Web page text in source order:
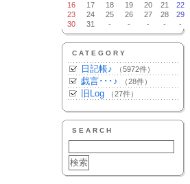
16
17 18 19 20 21
22
23
24 25 26 27 28
29
30
31 - - - - -
CATEGORY
日記帳♪ （5972件）
戯言･･･♪ （28件）
旧Log （27件）
SEARCH